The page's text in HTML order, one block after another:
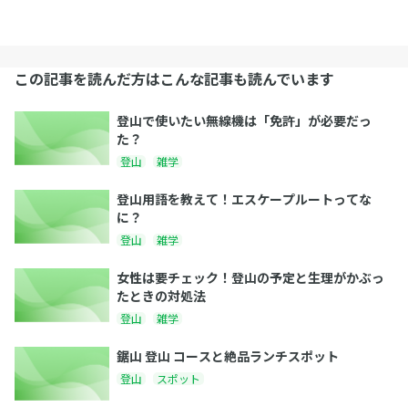
この記事を読んだ方はこんな記事も読んでいます
登山で使いたい無線機は「免許」が必要だっ
た？
登山 雑学
登山用語を教えて！エスケープルートってな
に？
登山 雑学
女性は要チェック！登山の予定と生理がかぶっ
たときの対処法
登山 雑学
鋸山 登山 コースと絶品ランチスポット
登山 スポット